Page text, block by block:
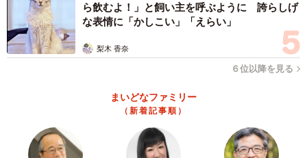
ら飲むよ！」と飼い主を呼ぶように 誇らしげ
な表情に「かしこい」「えらい」
梨木 香奈
６位以降を見る
まいどなファミリー
（新着記事順）